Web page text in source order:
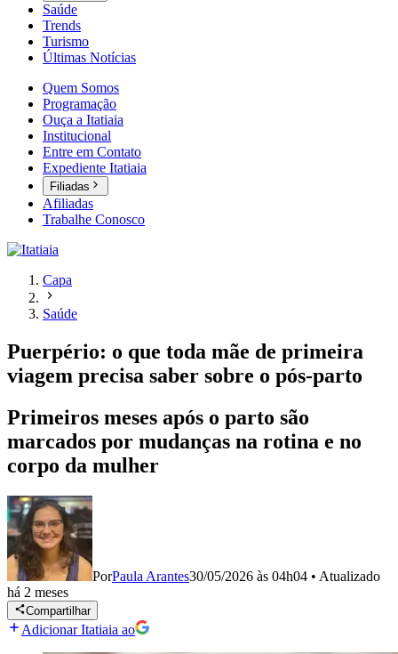
Saúde
Trends
Turismo
Últimas Notícias
Quem Somos
Programação
Ouça a Itatiaia
Institucional
Entre em Contato
Expediente Itatiaia
Filiadas
Afiliadas
Trabalhe Conosco
Capa
Saúde
Puerpério: o que toda mãe de primeira
viagem precisa saber sobre o pós-parto
Primeiros meses após o parto são
marcados por mudanças na rotina e no
corpo da mulher
PorPaula Arantes30/05/2026 às 04h04 • Atualizado
há 2 meses
Compartilhar
Adicionar Itatiaia ao